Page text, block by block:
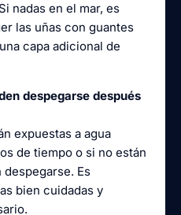
nadas en el mar, es
las uñas con guantes
capa adicional de
despegarse después
expuestas a agua
de tiempo o si no están
despegarse. Es
bien cuidadas y